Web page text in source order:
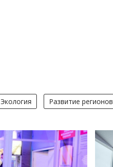
Экология Развитие регионов